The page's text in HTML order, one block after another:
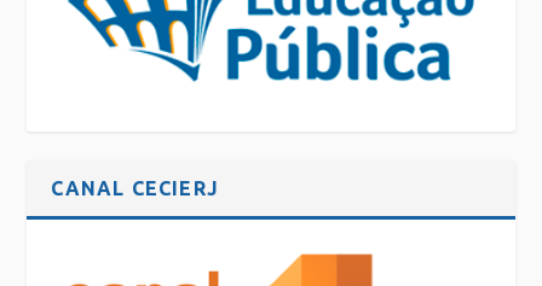
CANAL CECIERJ